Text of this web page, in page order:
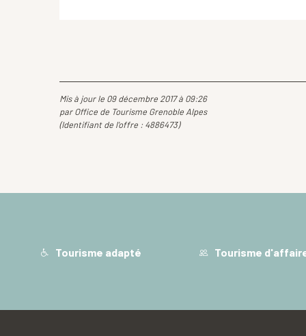
Mis à jour le 09 décembre 2017 à 09:26
par Office de Tourisme Grenoble Alpes
(Identifiant de l'offre : 4886473)
Tourisme adapté Tourisme